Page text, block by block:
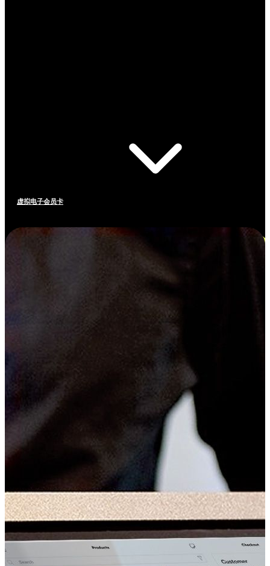
虚拟电子会员卡